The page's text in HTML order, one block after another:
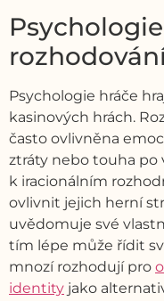
Psychologie hráče
kasinových hrách.
často ovlivněna
ztráty nebo touha po
k iracionálním
ovlivnit jejich herní
uvědomuje své
tím lépe může řídit
mnozí rozhodují pro
identity jako